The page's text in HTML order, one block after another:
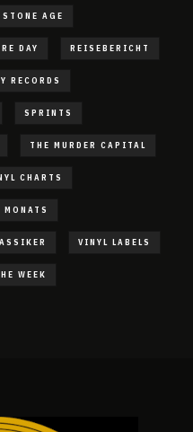
AGE
DAY REISEBERICHT
RECORDS
SPRINTS
THE MURDER CAPITAL
CHARTS
MONATS
VINYL LABELS
WEEK